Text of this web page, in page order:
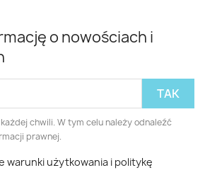
o nowościach i
chwili. W tym celu należy odnaleźć
prawnej.
warunki użytkowania i politykę